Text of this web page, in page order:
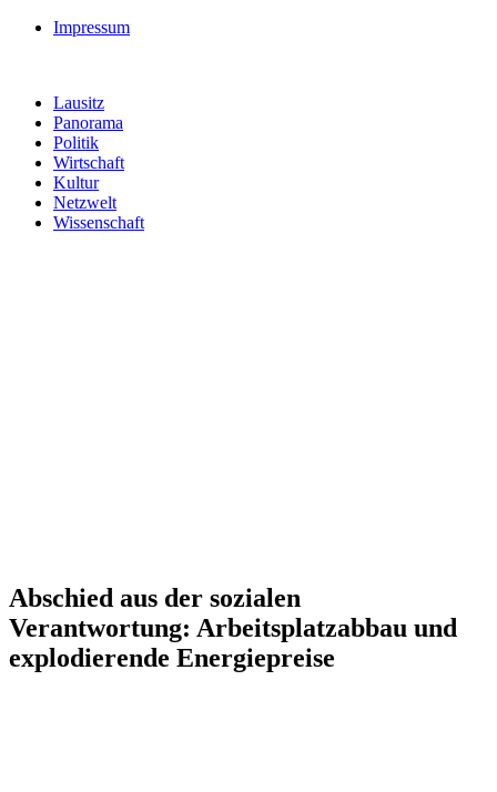
Impressum
Lausitz
Panorama
Politik
Wirtschaft
Kultur
Netzwelt
Wissenschaft
Abschied aus der sozialen
Verantwortung: Arbeitsplatzabbau und
explodierende Energiepreise